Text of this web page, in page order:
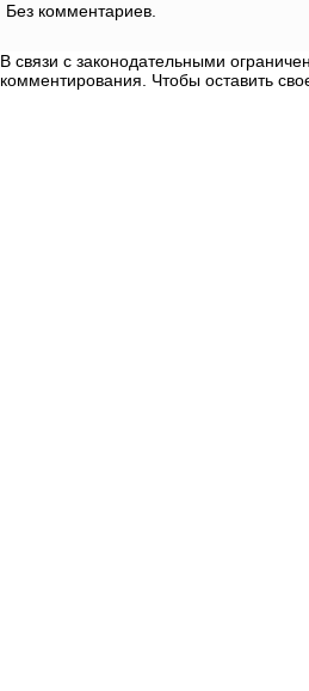
Без комментариев.
В связи с законодательными
комментирования. Чтобы оставить